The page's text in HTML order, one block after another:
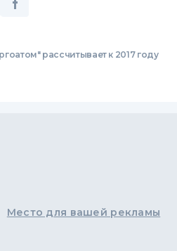
рассчитывает к 2017 году
Место для вашей рекламы